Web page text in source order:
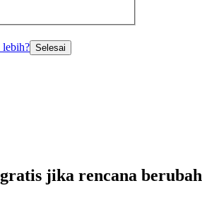
lebih? Selesai
jika rencana berubah